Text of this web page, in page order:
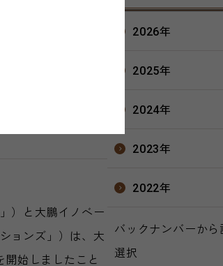
を新設
）と大鵬イノベー
ョンズ」）は、大
始しましたこと
2026年
2025年
2024年
2023年
2022年
バックナンバーから
選択